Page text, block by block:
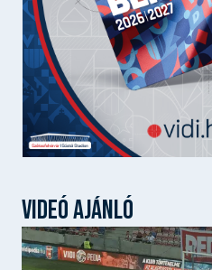
VIDEÓ AJÁNLÓ